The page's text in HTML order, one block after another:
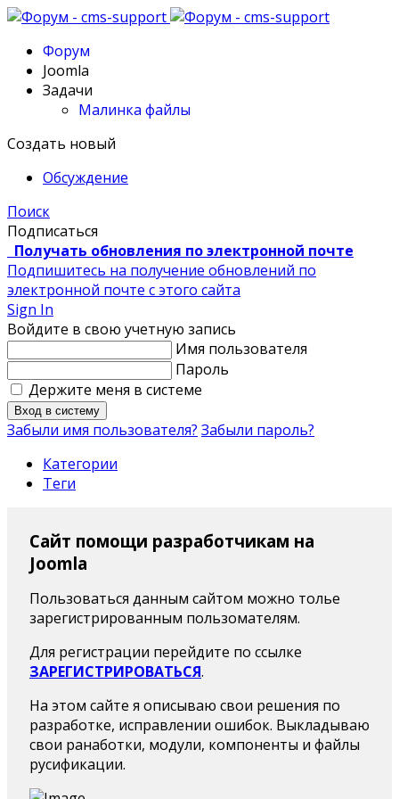
Форум
Joomla
Задачи
Малинка файлы
Создать новый
Обсуждение
Поиск
Подписаться
Получать обновления по электронной почте
Подпишитесь на получение обновлений по
электронной почте с этого сайта
Sign In
Войдите в свою учетную запись
Имя пользователя
Пароль
Держите меня в системе
Вход в систему
Забыли имя пользователя? Забыли пароль?
Категории
Теги
Сайт помощи разработчикам на
Joomla
Пользоваться данным сайтом можно толье
зарегистрированным пользомателям.
Для регистрации перейдите по ссылке
ЗАРЕГИСТРИРОВАТЬСЯ.
На этом сайте я описываю свои решения по
разработке, исправлении ошибок. Выкладываю
свои ранаботки, модули, компоненты и файлы
русификации.